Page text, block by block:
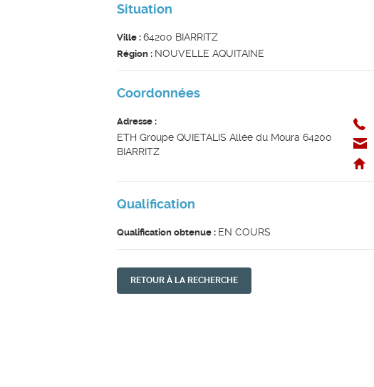
Situation
Ville : 64200 BIARRITZ
Région : NOUVELLE AQUITAINE
Coordonnées
Adresse :
ETH Groupe QUIETALIS Allée du Moura 64200
BIARRITZ
Qualification
Qualification obtenue : EN COURS
RETOUR À LA RECHERCHE